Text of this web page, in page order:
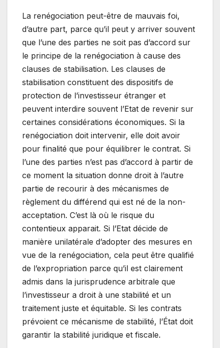
La renégociation peut-être de mauvais foi,
d’autre part, parce qu’il peut y arriver souvent
que l’une des parties ne soit pas d’accord sur
le principe de la renégociation à cause des
clauses de stabilisation. Les clauses de
stabilisation constituent des dispositifs de
protection de l’investisseur étranger et
peuvent interdire souvent l’Etat de revenir sur
certaines considérations économiques. Si la
renégociation doit intervenir, elle doit avoir
pour finalité que pour équilibrer le contrat. Si
l’une des parties n’est pas d’accord à partir de
ce moment la situation donne droit à l’autre
partie de recourir à des mécanismes de
règlement du différend qui est né de la non-
acceptation. C’est là où le risque du
contentieux apparait. Si l’Etat décide de
manière unilatérale d’adopter des mesures en
vue de la renégociation, cela peut être qualifié
de l’expropriation parce qu’il est clairement
admis dans la jurisprudence arbitrale que
l’investisseur a droit à une stabilité et un
traitement juste et équitable. Si les contrats
prévoient ce mécanisme de stabilité, l’État doit
garantir la stabilité juridique et fiscale.